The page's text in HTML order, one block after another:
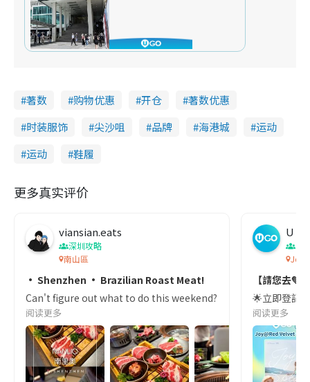
著数 购物优惠 开仓
著数优惠
时装服饰
尖沙咀 品牌 海港城
运动
运动
鞋履
更多真实评价
viansian.eats
深圳攻略
南山區
• Shenzhen • Brazilian Roast Meat!
Can't figure out what to do this weekend? Why not check
阅读更多
U GO
【請您去💚
🌟立即登記
阅读更多